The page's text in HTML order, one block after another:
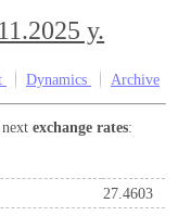
y.
Dynamics Archive
nextexchange rates:
27.4603